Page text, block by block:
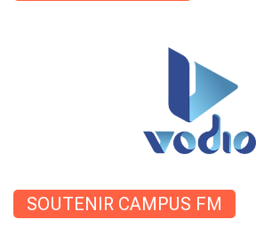
SOUTENIR CAMPUS FM